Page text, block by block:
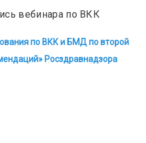
вебинара по ВКК
по ВКК и БМД по второй
Росздравнадзора